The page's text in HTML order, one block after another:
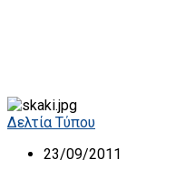
Δελτία Τύπου
23/09/2011